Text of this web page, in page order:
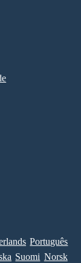
Português
Suomi Norsk